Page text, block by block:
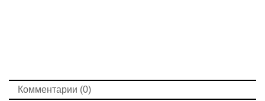
Комментарии (0)